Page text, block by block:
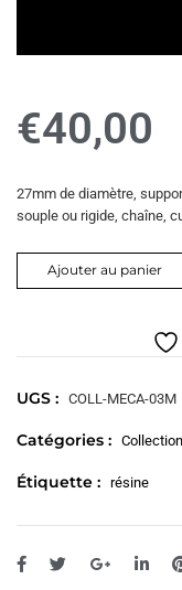
€40,00
27mm de diamètre,
souple ou rigide, chaîne,
Ajouter au panier
UGS : COLL-MECA-03M
Catégories :
Étiquette : résine